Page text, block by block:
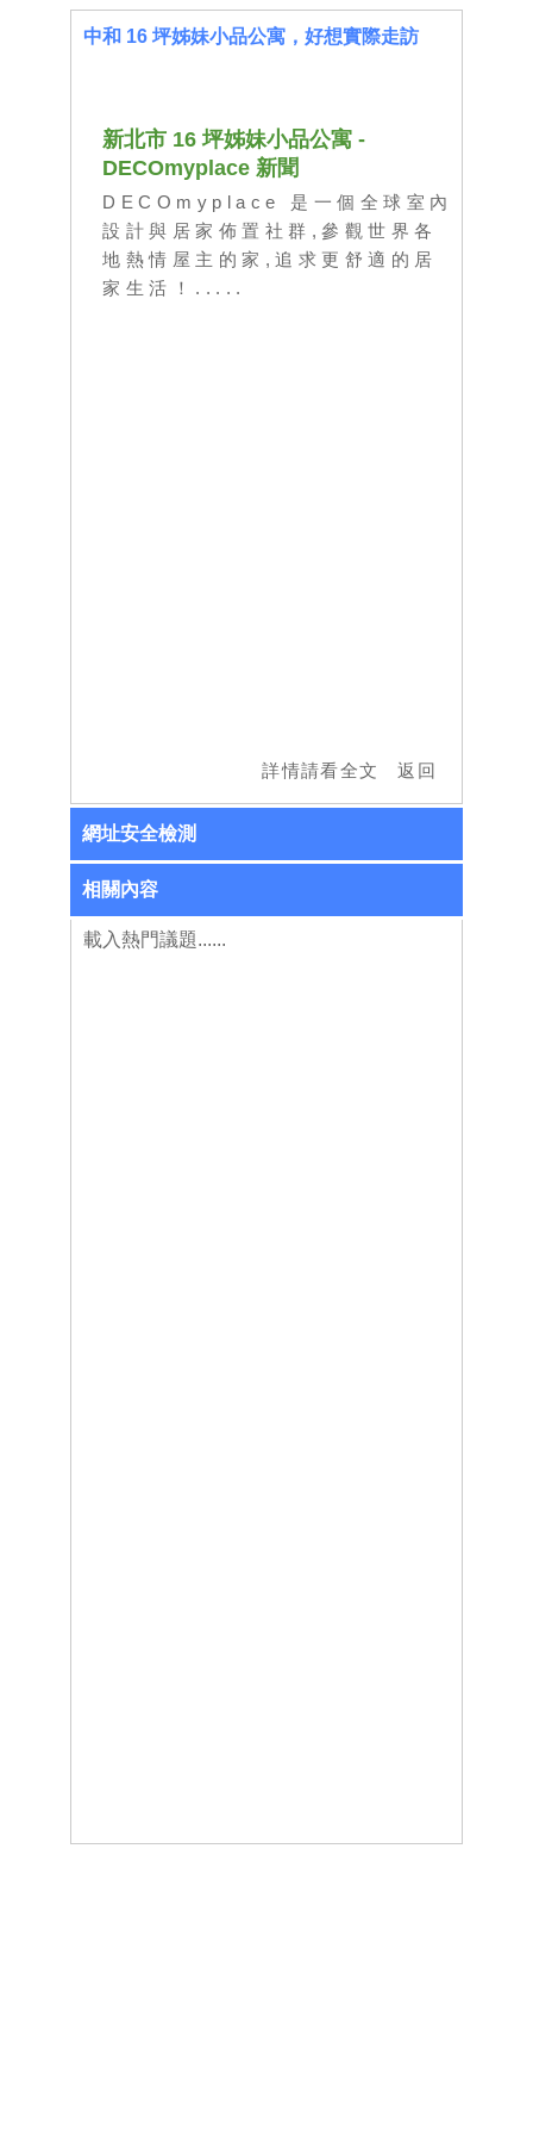
中和 16 坪姊妹小品公寓，好想實際走訪
新北市 16 坪姊妹小品公寓 -
DECOmyplace 新聞
DECOmyplace 是一個全球室內
設計與居家佈置社群,參觀世界各
地熱情屋主的家,追求更舒適的居
家生活！ .....
網址安全檢測
相關內容
載入熱門議題......